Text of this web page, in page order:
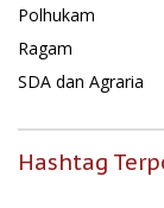
Polhukam
Ragam
SDA dan Agraria
Hashtag